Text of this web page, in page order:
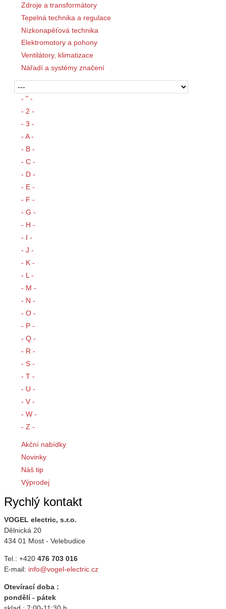
Zdroje a transformátory
Tepelná technika a regulace
Nízkonapěťová technika
Elektromotory a pohony
Ventilátory, klimatizace
Nářadí a systémy značení
- " -
- 2 -
- 3 -
- A -
- B -
- C -
- D -
- E -
- F -
- G -
- H -
- I -
- J -
- K -
- L -
- M -
- N -
- O -
- P -
- Q -
- R -
- S -
- T -
- U -
- V -
- W -
- Z -
Akční nabídky
Novinky
Náš tip
Výprodej
Rychlý kontakt
VOGEL electric, s.r.o.
Dělnická 20
434 01 Most - Velebudice
Tel.: +420 476 703 016
E-mail: info@vogel-electric.cz
Otevírací doba :
pondělí - pátek